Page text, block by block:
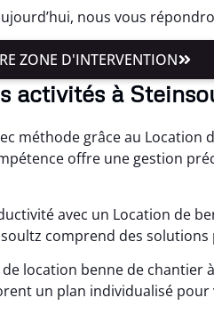
nous vous
ZONE D'INTERVENTION
activités à
méthode grâce au Location
offre une gestion
avec un Location de
comprend des
location benne de chantier
un plan individualisé